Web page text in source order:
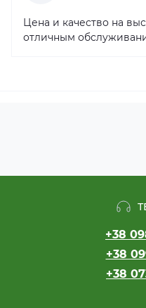
Цена и качество на
отличным
+38
+38
+38